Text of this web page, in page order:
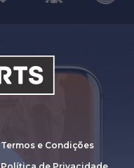
Termos e Condições